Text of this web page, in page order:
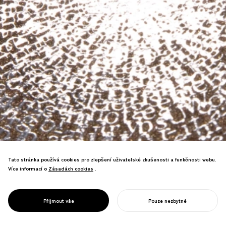
VÝZKUMNÝ
/UNIVERZITA
TOKIO
japonské přední soutěži v designu
Tato stránka používá cookies pro zlepšení uživatelské zkušenosti a funkčnosti webu.
Více informací o Zásadách cookies
Zásadách cookies .
Přijmout vše Pouze nezbytné